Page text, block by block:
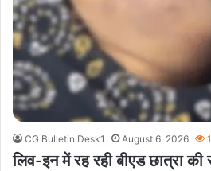
CG Bulletin Desk1 August 6, 2026
लिव-इन में रह रही बीएड छात्रा